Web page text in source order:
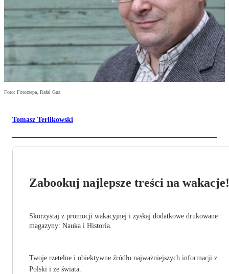
Foto: Fotorzepa, Rafał Guz
Tomasz Terlikowski
Zabookuj najlepsze treści na wakacje!
Skorzystaj z promocji wakacyjnej i zyskaj dodatkowe drukowane
magazyny: Nauka i Historia.
Twoje rzetelne i obiektywne źródło najważniejszych informacji z
Polski i ze świata.